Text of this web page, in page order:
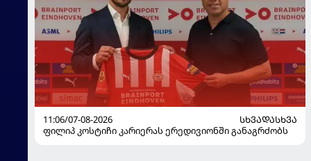
11:06/07-08-2026
ᲡᲮᲕᲐᲓᲐᲡᲮᲕᲐ
ფილიპ კოსტიჩი კარიერას ერედივიონში განაგრძობს